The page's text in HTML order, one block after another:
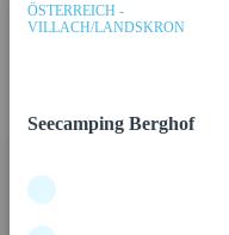
ÖSTERREICH -
VILLACH/LANDSKRON
Seecamping Berghof